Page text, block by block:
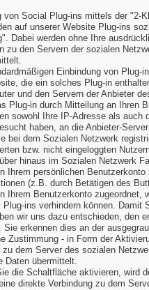
von Social Plug-ins mittels der "2-
auf unserer Website Plug-ins
Dabei werden ohne Ihre
zu den Servern der sozialen
Einbindung von Plug-
die ein solches Plug-in
und den Servern der Anbieter
Plug-in durch Mitteilung an Ihren
sowohl Ihre IP-Adresse als auch
haben, an die Anbieter-
bei dem Sozialen Netzwerk
bzw. nicht eingeloggten
hinaus im Sozialen Netzwerk
Ihrem persönlichen
(z.B. durch Betätigen des
Ihrem Benutzerkonto zugeordnet,
Plug-ins verhindern können. Damit
wir uns dazu entschieden, den
Sie erkennen dies an der
Zustimmung - in Form der
zu dem Server des sozialen
Daten übermittelt.
die Schaltfläche aktivieren, wird
direkte Verbindung zu dem